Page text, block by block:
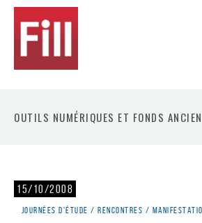
OUTILS NUMÉRIQUES ET FONDS
15/10/2008
Journées d'étude / rencontres /